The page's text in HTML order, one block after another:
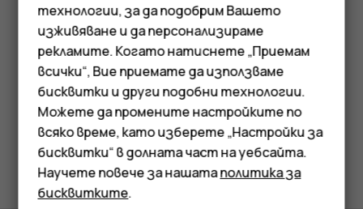
Смартфони
Мобилни телефони
Аксесоари
Таблети
въвеждане.
Полезен ли беше този отговор?
Да Не
технологии, за да подобрим Вашето
изживяване и да персонализираме
рекламите. Когато натиснете „Приемам
всички“, Вие приемате да използваме
бисквитки и други подобни технологии.
Можете да промените настройките по
всяко време, като изберете „Настройки за
бисквитки“ в долната част на уебсайта.
Научете повече за нашатаполитика за
бисквитките.